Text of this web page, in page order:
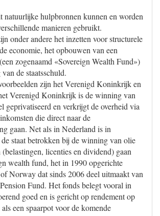
natuurlijke hulpbronnen kunnen en worden
manieren gebruikt.
onder andere het inzetten voor structurele
economie, het opbouwen van een
zogenaamd «Sovereign Wealth Fund»)
de staatsschuld.
zijn het Verenigd Koninkrijk en
Verenigd Koninkrijk is de winning van
geprivatiseerd en verkrijgt de overheid via
die direct naar de
gaan. Net als in Nederland is in
staat betrokken bij de winning van olie
(belastingen, licenties en dividend) gaan
wealth fund, het in 1990 opgerichte
Norway dat sinds 2006 deel uitmaakt van
Fund. Het fonds belegt vooral in
goed en is gericht op rendement op
een spaarpot voor de komende